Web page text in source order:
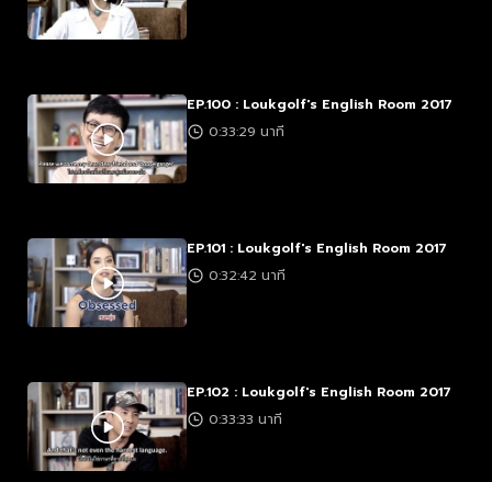
EP.100 : Loukgolf's English Room 2017
0:33:29 นาที
EP.101 : Loukgolf's English Room 2017
0:32:42 นาที
EP.102 : Loukgolf's English Room 2017
0:33:33 นาที